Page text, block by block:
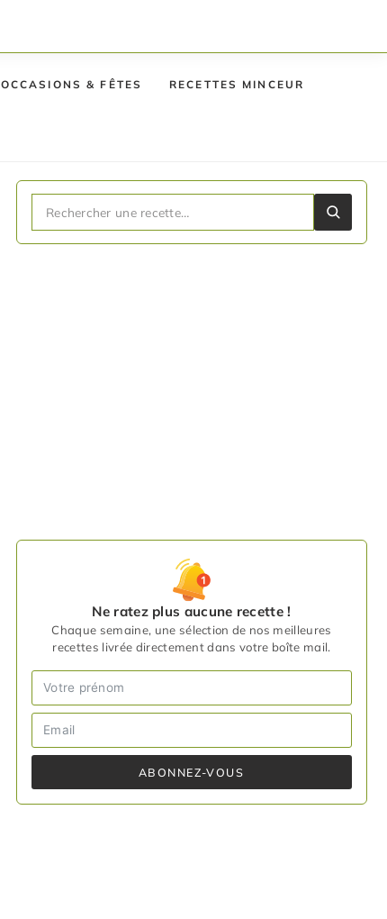
OCCASIONS & FÊTES RECETTES MINCEUR
Ne ratez plus aucune recette !
Chaque semaine, une sélection de nos meilleures
recettes livrée directement dans votre boîte mail.
ABONNEZ-VOUS